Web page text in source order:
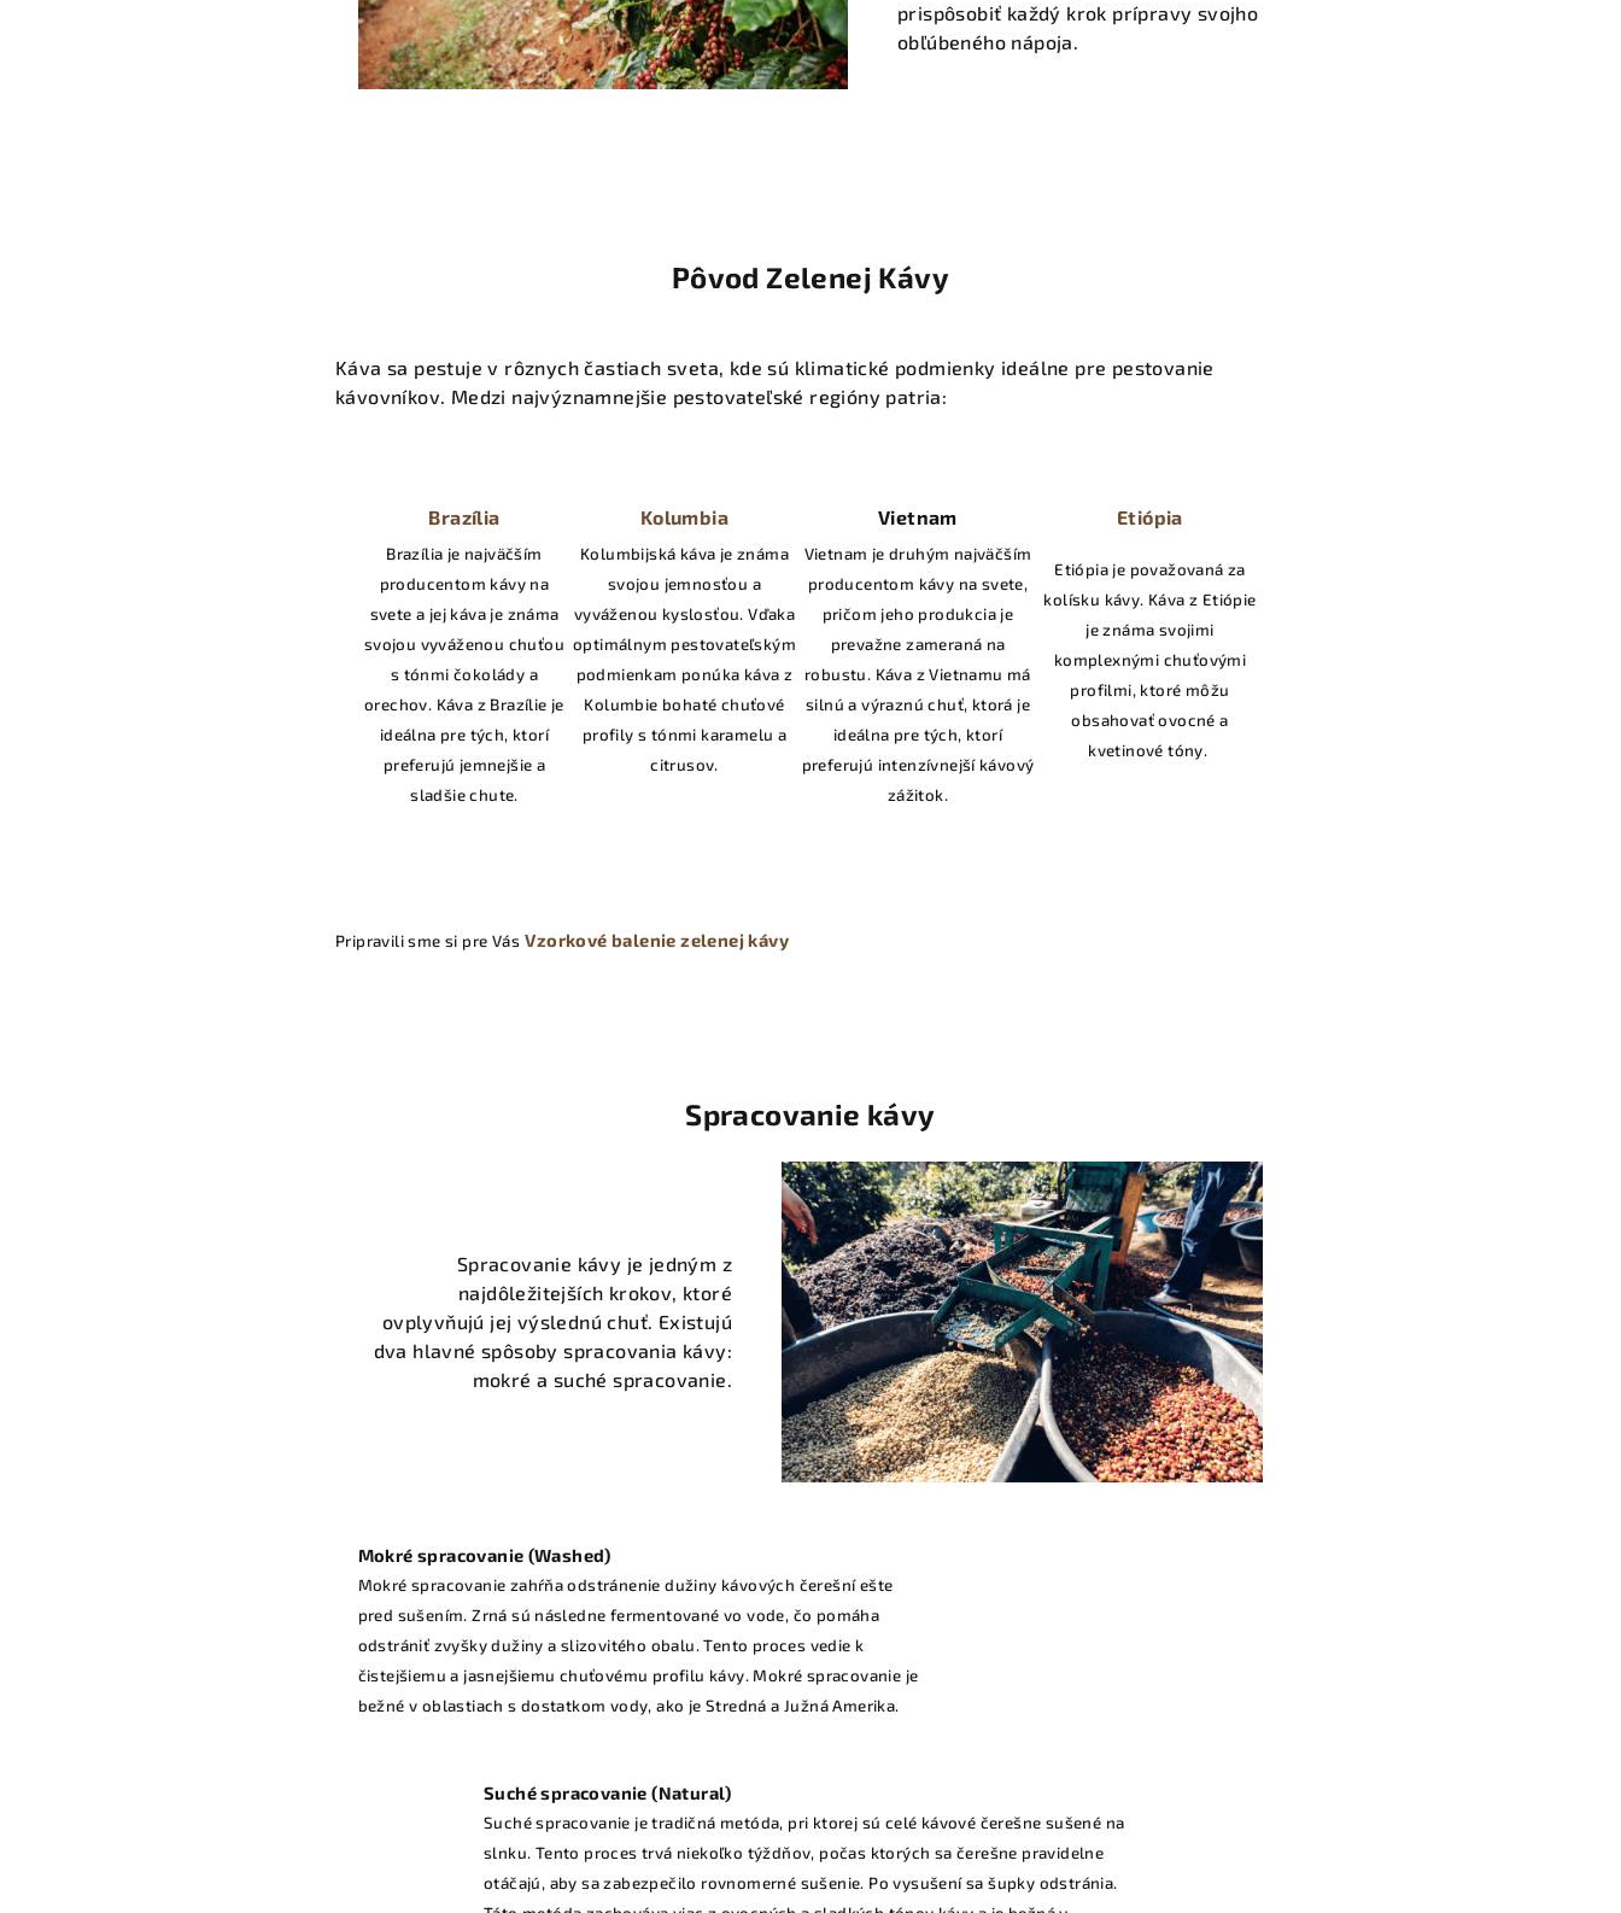
prispôsobiť každý krok prípravy svojho
obľúbeného nápoja.
Pôvod Zelenej Kávy
Káva sa pestuje v rôznych častiach sveta, kde sú klimatické podmienky ideálne pre pestovanie
kávovníkov. Medzi najvýznamnejšie pestovateľské regióny patria:
Brazília Kolumbia Vietnam Etiópia
Brazília je najväčším
producentom kávy na
svete a jej káva je známa
svojou vyváženou chuťou
s tónmi čokolády a
orechov. Káva z Brazílie je
ideálna pre tých, ktorí
preferujú jemnejšie a
sladšie chute.
Kolumbijská káva je známa
svojou jemnosťou a
vyváženou kyslosťou. Vďaka
optimálnym pestovateľským
podmienkam ponúka káva z
Kolumbie bohaté chuťové
profily s tónmi karamelu a
citrusov.
Vietnam je druhým najväčším
producentom kávy na svete,
pričom jeho produkcia je
prevažne zameraná na
robustu. Káva z Vietnamu má
silnú a výraznú chuť, ktorá je
ideálna pre tých, ktorí
preferujú intenzívnejší kávový
zážitok.
Etiópia je považovaná za
kolísku kávy. Káva z Etiópie
je známa svojimi
komplexnými chuťovými
profilmi, ktoré môžu
obsahovať ovocné a
kvetinové tóny.
Pripravili sme si pre Vás Vzorkové balenie zelenej kávy
Spracovanie kávy
Spracovanie kávy je jedným z
najdôležitejších krokov, ktoré
ovplyvňujú jej výslednú chuť. Existujú
dva hlavné spôsoby spracovania kávy:
mokré a suché spracovanie.
Mokré spracovanie (Washed)
Mokré spracovanie zahŕňa odstránenie dužiny kávových čerešní ešte
pred sušením. Zrná sú následne fermentované vo vode, čo pomáha
odstrániť zvyšky dužiny a slizovitého obalu. Tento proces vedie k
čistejšiemu a jasnejšiemu chuťovému profilu kávy. Mokré spracovanie je
bežné v oblastiach s dostatkom vody, ako je Stredná a Južná Amerika.
Suché spracovanie (Natural)
Suché spracovanie je tradičná metóda, pri ktorej sú celé kávové čerešne sušené na
slnku. Tento proces trvá niekoľko týždňov, počas ktorých sa čerešne pravidelne
otáčajú, aby sa zabezpečilo rovnomerné sušenie. Po vysušení sa šupky odstránia.